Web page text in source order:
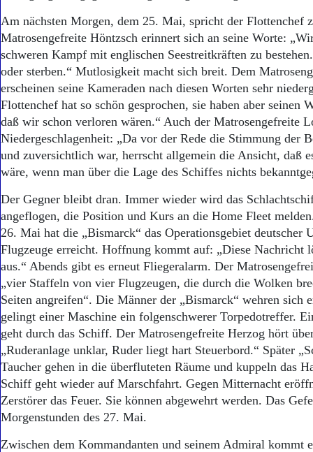
Am nächsten Morgen, dem 25. Mai, spricht der Flottenchef
Matrosengefreite Höntzsch erinnert sich an seine Worte:
schweren Kampf mit englischen Seestreitkräften zu
oder sterben.“ Mutlosigkeit macht sich breit. Dem
erscheinen seine Kameraden nach diesen Worten sehr
Flottenchef hat so schön gesprochen, sie haben aber seinen
daß wir schon verloren wären.“ Auch der Matrosengefreite
Niedergeschlagenheit: „Da vor der Rede die Stimmung der
und zuversichtlich war, herrscht allgemein die Ansicht, daß
wäre, wenn man über die Lage des Schiffes nichts
Der Gegner bleibt dran. Immer wieder wird das
angeflogen, die Position und Kurs an die Home Fleet
26. Mai hat die „Bismarck“ das Operationsgebiet deutscher
Flugzeuge erreicht. Hoffnung kommt auf: „Diese Nachricht
aus.“ Abends gibt es erneut Fliegeralarm. Der
„vier Staffeln von vier Flugzeugen, die durch die Wolken
Seiten angreifen“. Die Männer der „Bismarck“ wehren sich
gelingt einer Maschine ein folgenschwerer Torpedotreffer.
geht durch das Schiff. Der Matrosengefreite Herzog hört
„Ruderanlage unklar, Ruder liegt hart Steuerbord.“ Später
Taucher gehen in die überfluteten Räume und kuppeln das
Schiff geht wieder auf Marschfahrt. Gegen Mitternacht
Zerstörer das Feuer. Sie können abgewehrt werden. Das
Morgenstunden des 27. Mai.
Zwischen dem Kommandanten und seinem Admiral kommt